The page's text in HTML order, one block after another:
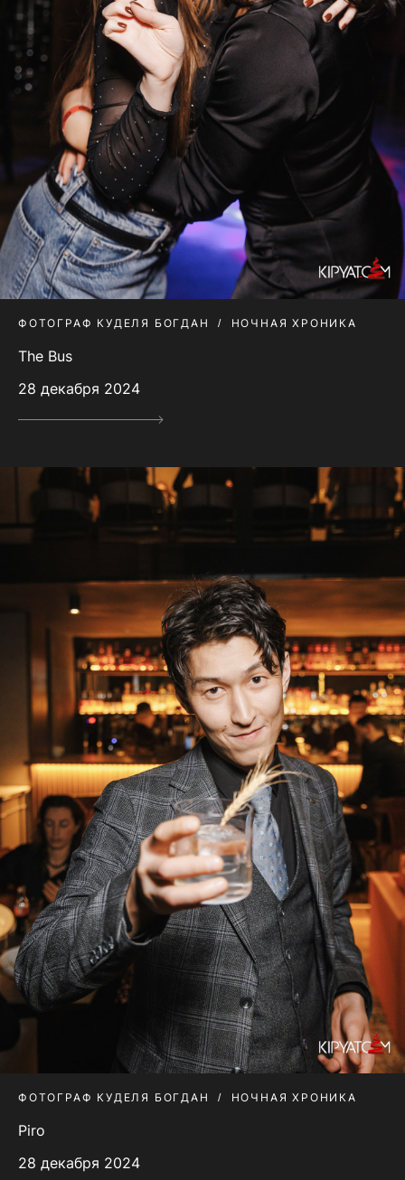
ФОТОГРАФ КУДЕЛЯ БОГДАН НОЧНАЯ ХРОНИКА
The Bus
28 декабря 2024
ФОТОГРАФ КУДЕЛЯ БОГДАН НОЧНАЯ ХРОНИКА
Piro
28 декабря 2024